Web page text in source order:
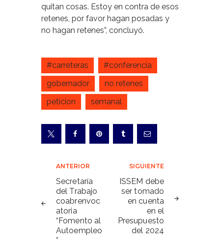
quitan cosas. Estoy en contra de esos
retenes, por favor hagan posadas y
no hagan retenes”, concluyó.
#carreteras
#conferencia
gobernador
no retenes
peticion
semanal
Navegación
de
entradas
ANTERIOR
Secretaría
del Trabajo
coabrenvoc
atoria
“Fomento al
Autoempleo
”
SIGUIENTE
ISSEM debe
ser tomado
en cuenta
en el
Presupuesto
del 2024